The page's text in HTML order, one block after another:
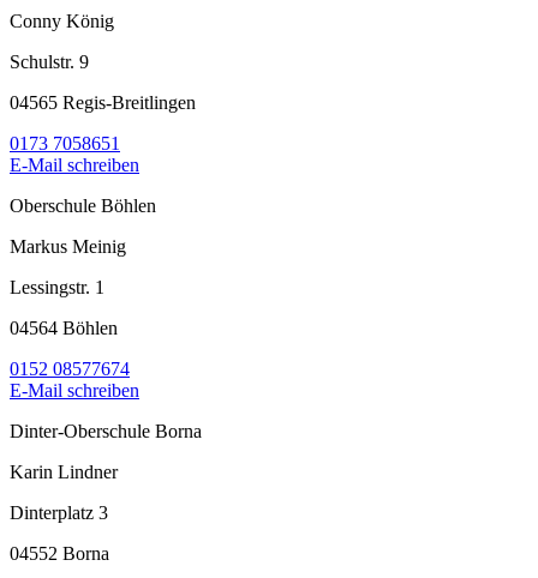
Conny König
Schulstr. 9
04565 Regis-Breitlingen
0173 7058651
E-Mail schreiben
Oberschule Böhlen
Markus Meinig
Lessingstr. 1
04564 Böhlen
0152 08577674
E-Mail schreiben
Dinter-Oberschule Borna
Karin Lindner
Dinterplatz 3
04552 Borna